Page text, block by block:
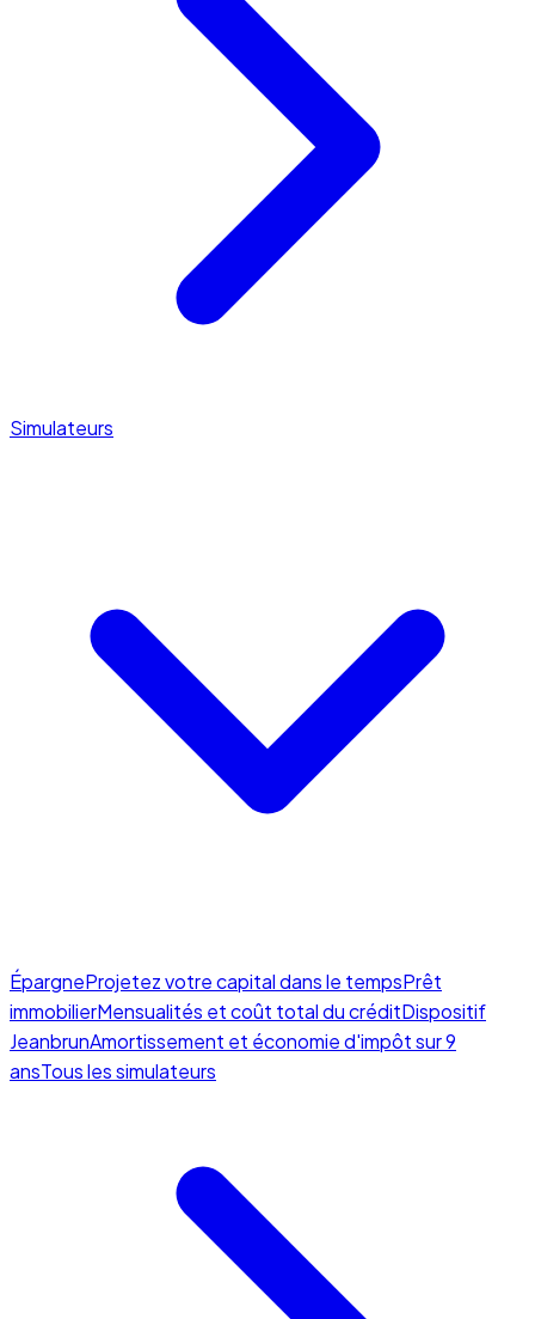
Simulateurs
ÉpargneProjetez votre capital dans le tempsPrêt
immobilierMensualités et coût total du créditDispositif
JeanbrunAmortissement et économie d'impôt sur 9
ansTous les simulateurs